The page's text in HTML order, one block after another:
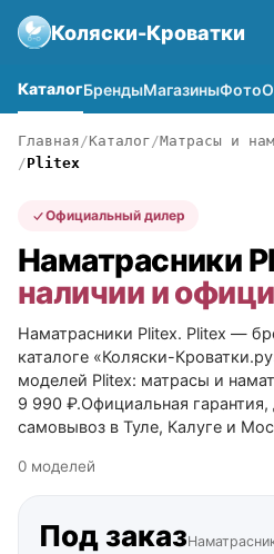
Коляски-Кроватки
КаталогБрендыМагазиныФото
Главная Каталог Матрасы и
Plitex
Официальный дилер
Наматрасники
наличии и
Наматрасники Plitex. Plitex —
каталоге «Коляски-
моделей Plitex: матрасы и
9 990 ₽.Официальная
самовывоз в Туле, Калуге и
0 моделей
Под заказ